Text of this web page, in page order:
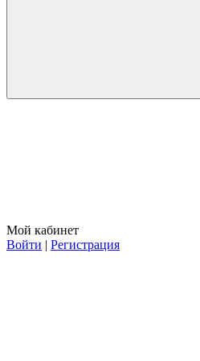
Мой кабинет
Войти | Регистрация